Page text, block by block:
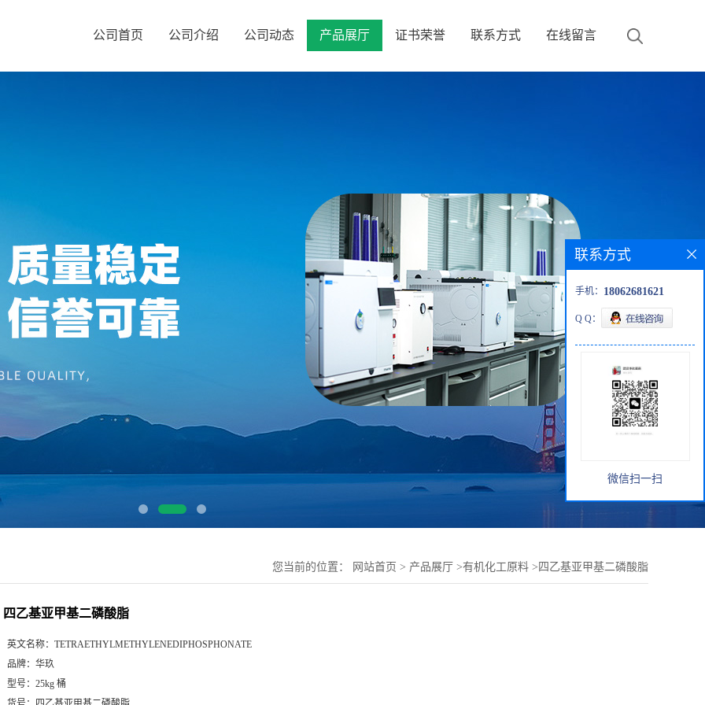
公司首页 公司介绍 公司动态 产品展厅 证书荣誉 联系方式 在线留言
您当前的位置： 网站首页 > 产品展厅 >有机化工原料 > 四乙基亚甲基二磷酸脂
四乙基亚甲基二磷酸脂
英文名称： TETRAETHYLMETHYLENEDIPHOSPHONATE
品牌： 华玖
型号： 25kg 桶
联系方式
手机： 18062681621
Q Q：
微信扫一扫